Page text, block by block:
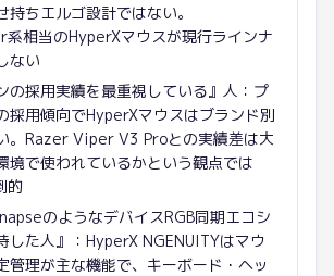
持ちエルゴ設計ではない。
相当のHyperXマウスが現行ラインナ
ない
の採用実績を最重視している』人：プ
採用傾向でHyperXマウスはブランド別
。Razer Viper V3 Proとの実績差は大
境で使われているかという観点では
的
のようなデバイスRGB同期エコシ
した人』：HyperX NGENUITYはマウ
管理が主な機能で、キーボード・ヘッ